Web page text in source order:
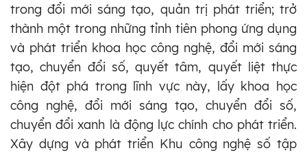
trong đổi mới sáng tạo, quản trị phát triển; trở
thành một trong những tỉnh tiên phong ứng dụng
và phát triển khoa học công nghệ, đổi mới sáng
tạo, chuyển đổi số, quyết tâm, quyết liệt thực
hiện đột phá trong lĩnh vực này, lấy khoa học
công nghệ, đổi mới sáng tạo, chuyển đổi số,
chuyển đổi xanh là động lực chính cho phát triển.
Xây dựng và phát triển Khu công nghệ số tập